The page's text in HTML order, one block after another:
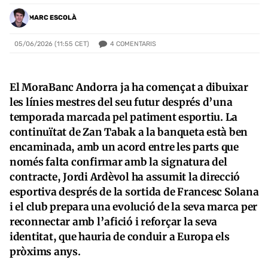
MARC ESCOLÀ
05/06/2026 (11:55 CET) 4 COMENTARIS
El MoraBanc Andorra ja ha començat a dibuixar
les línies mestres del seu futur després d’una
temporada marcada pel patiment esportiu. La
continuïtat de Zan Tabak a la banqueta està ben
encaminada, amb un acord entre les parts que
només falta confirmar amb la signatura del
contracte, Jordi Ardèvol ha assumit la direcció
esportiva després de la sortida de Francesc Solana
i el club prepara una evolució de la seva marca per
reconnectar amb l’afició i reforçar la seva
identitat, que hauria de conduir a Europa els
pròxims anys.